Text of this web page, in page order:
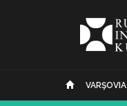
VARŞOVIA